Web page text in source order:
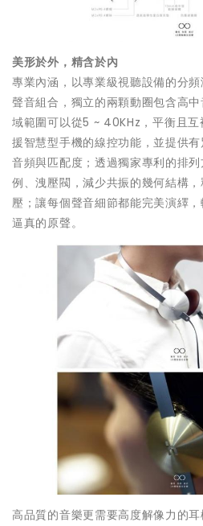
美形於外，精含於內
專業內涵，以專業級視聽設備的分
聲音組合，獨立的兩顆動圈包含高
域範圍可以從5 ~ 40KHz，平衡且
援智慧型手機的線控功能，並提供有
音頻與匹配度；透過獨家專利的排
例、洩壓閥，減少共振的幾何結構
壓；讓每個聲音細節都能完美演繹
逼真的原聲。
高品質的音樂更需要高度解像力的